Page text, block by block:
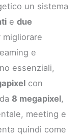
un sistema
edue
e
essenziali,
con
8 megapixel,
meeting e
quindi come